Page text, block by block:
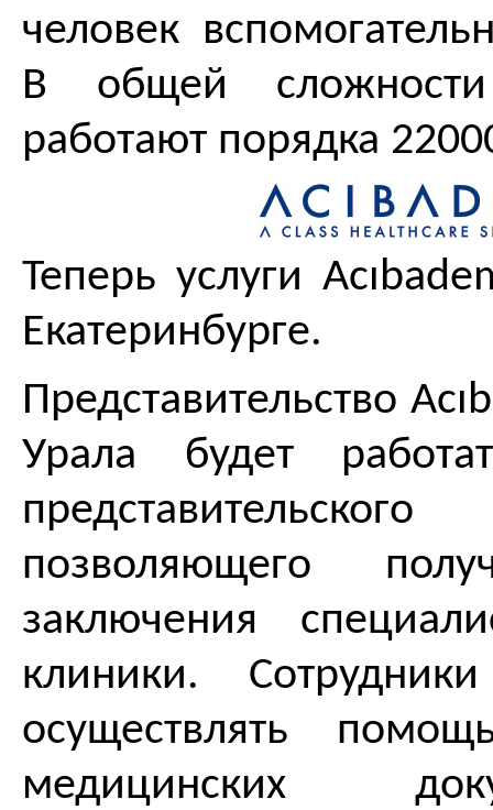
человек
В общей
работают порядка
Теперь услуги Acı
Екатеринбурге.
Представительство Acı
Урала будет
позволяющего
заключения
клиники.
осуществлять
медицинских